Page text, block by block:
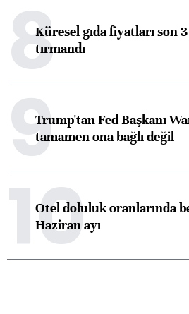
8Küresel gıda fiyatları son
tırmandı
9Trump'tan Fed Başkanı
tamamen ona bağlı değil
10
Otel doluluk oranlarında
Haziran ayı